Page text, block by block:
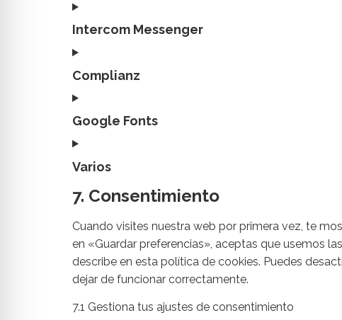
Intercom Messenger
Complianz
Google Fonts
Varios
7. Consentimiento
Cuando visites nuestra web por primera vez, te
en «Guardar preferencias», aceptas que usemos
describe en esta política de cookies. Puedes
dejar de funcionar correctamente.
7.1 Gestiona tus ajustes de consentimiento